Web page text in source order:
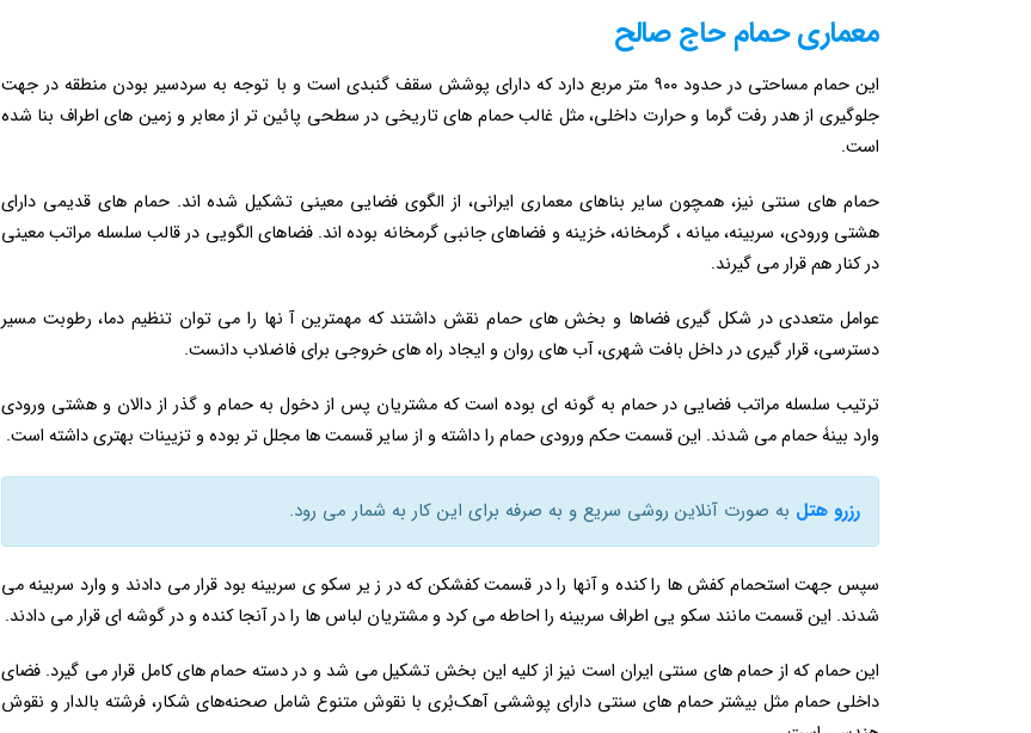
معماری حمام حاج صالح
این حمام مساحتی در حدود ۹۰۰ متر مربع دارد که دارای پوشش سقف گنبدی است و با توجه به سردسیر بودن منطقه در جهت
جلوگیری از هدر رفت گرما و حرارت داخلی، مثل غالب حمام‌ های تاریخی در سطحی پائین ‌تر از معابر و زمین ‌های اطراف بنا شده
‌است.
حمام های سنتی نیز، همچون سایر بناهای معماری ایرانی، از الگوی فضایی معینی تشکیل شده اند. حمام های قدیمی دارای
هشتی ورودی، سربینه، میانه ، گرمخانه، خزینه و فضاهای جانبی گرمخانه بوده اند. فضاهای الگویی در قالب سلسله مراتب معینی
در کنار هم قرار می گیرند.
عوامل متعددی در شکل گیری فضاها و بخش های حمام نقش داشتند که مهمترین آ نها را می توان تنظیم دما، رطوبت مسیر
دسترسی، قرار گیری در داخل بافت شهری، آب های روان و ایجاد راه های خروجی برای فاضلاب دانست.
ترتیب سلسله مراتب فضایی در حمام به گونه ای بوده است که مشتریان پس از دخول به حمام و گذر از دالان و هشتی ورودی
وارد بینۀ حمام می شدند. این قسمت حکم ورودی حمام را داشته و از سایر قسمت ها مجلل تر بوده و تزیینات بهتری داشته است.
رزرو هتل به صورت آنلاین روشی سریع و به صرفه برای این کار به شمار می رود.
سپس جهت استحمام کفش ها را کنده و آنها را در قسمت کفشکن که در ز یر سکو ی سربینه بود قرار می دادند و وارد سربینه می
شدند. این قسمت مانند سکو یی اطراف سربینه را احاطه می کرد و مشتریان لباس ها را در آنجا کنده و در گوشه ای قرار می دادند.
این حمام که از حمام های سنتی ایران است نیز از کلیه این بخش تشکیل می شد و در دسته حمام های کامل قرار می گیرد. فضای
داخلی حمام مثل بیشتر حمام‌ های سنتی دارای پوششی آهک‌بُری با نقوش متنوع شامل صحنه‌های شکار، فرشته بالدار و نقوش